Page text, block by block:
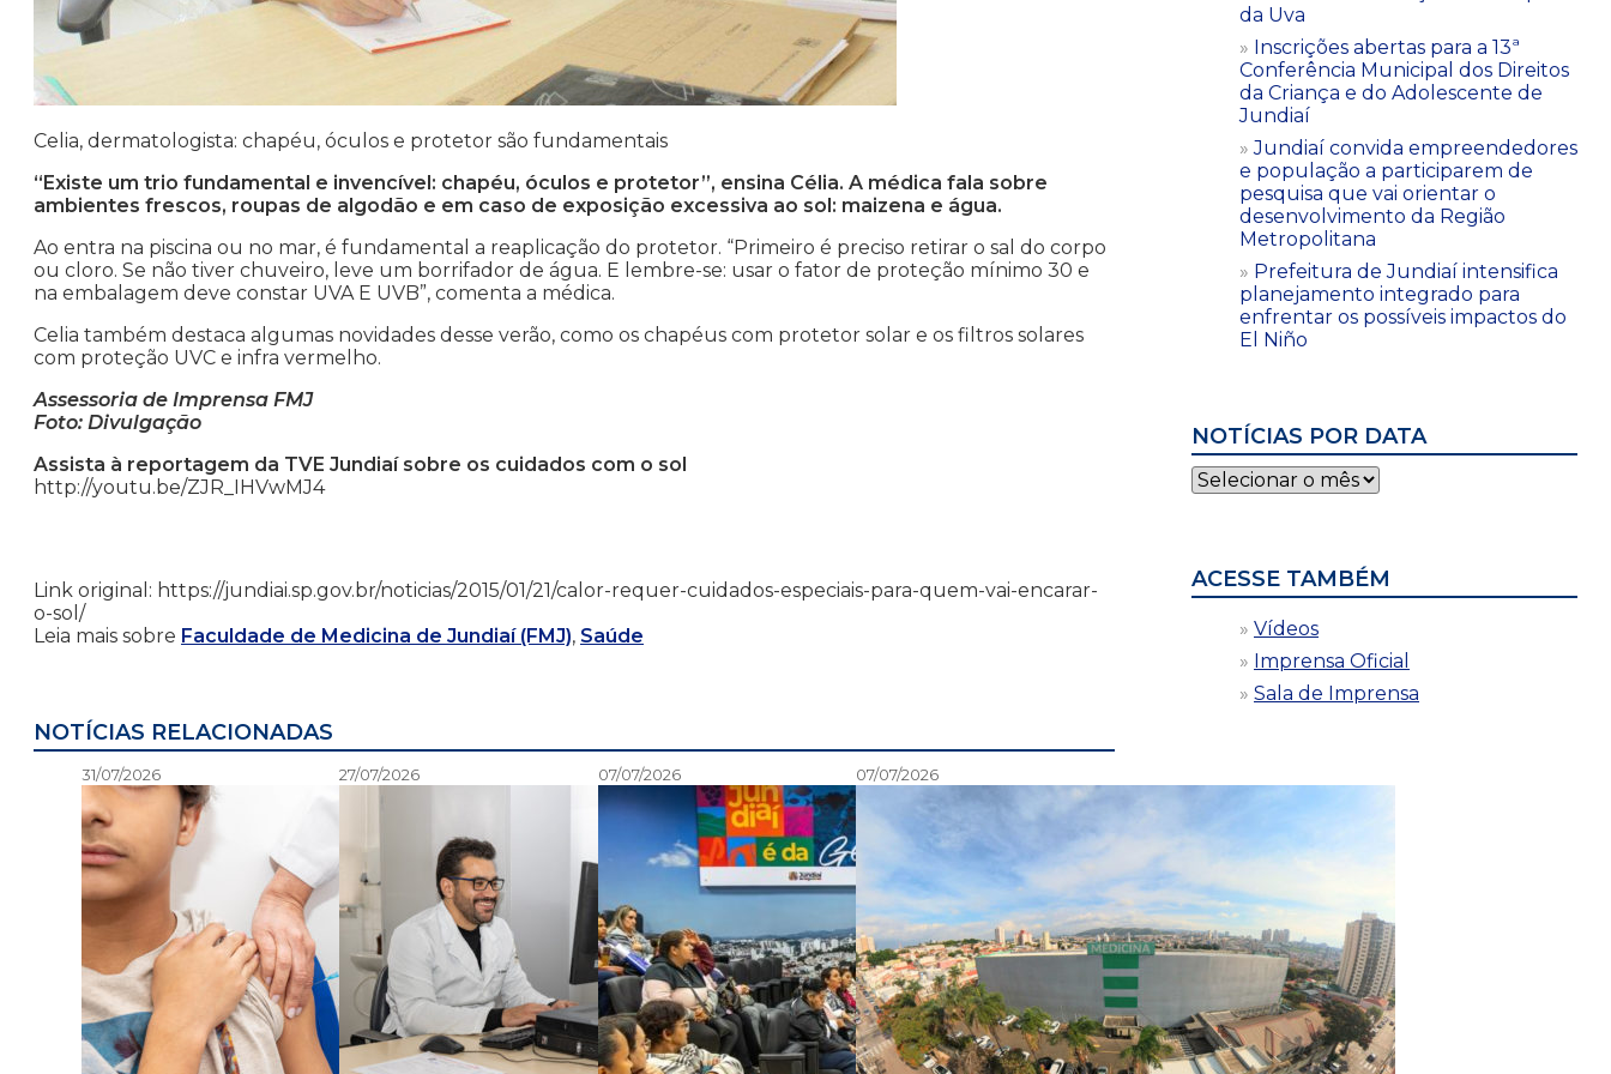
Celia, dermatologista: chapéu, óculos e protetor são fundamentais
“Existe um trio fundamental e invencível: chapéu, óculos e protetor”, ensina Célia. A médica fala sobre
ambientes frescos, roupas de algodão e em caso de exposição excessiva ao sol: maizena e água.
Ao entra na piscina ou no mar, é fundamental a reaplicação do protetor. “Primeiro é preciso retirar o sal do corpo
ou cloro. Se não tiver chuveiro, leve um borrifador de água. E lembre-se: usar o fator de proteção mínimo 30 e
na embalagem deve constar UVA E UVB”, comenta a médica.
Celia também destaca algumas novidades desse verão, como os chapéus com protetor solar e os filtros solares
com proteção UVC e infra vermelho.
Assessoria de Imprensa FMJ
Foto: Divulgação
Assista à reportagem da TVE Jundiaí sobre os cuidados com o sol
http://youtu.be/ZJR_IHVwMJ4
Link original: https://jundiai.sp.gov.br/noticias/2015/01/21/calor-requer-cuidados-especiais-para-quem-vai-encarar-
o-sol/
Leia mais sobre Faculdade de Medicina de Jundiaí (FMJ), Saúde
NOTÍCIAS RELACIONADAS
31/07/2026 27/07/2026 07/07/2026 07/07/2026
da Uva
Inscrições abertas para a 13ª
Conferência Municipal dos Direitos
da Criança e do Adolescente de
Jundiaí
Jundiaí convida empreendedores
e população a participarem de
pesquisa que vai orientar o
desenvolvimento da Região
Metropolitana
Prefeitura de Jundiaí intensifica
planejamento integrado para
enfrentar os possíveis impactos do
El Niño
NOTÍCIAS POR DATA
Notícias
por
ACESSE TAMBÉM
Vídeos
Imprensa Oficial
Sala de Imprensa